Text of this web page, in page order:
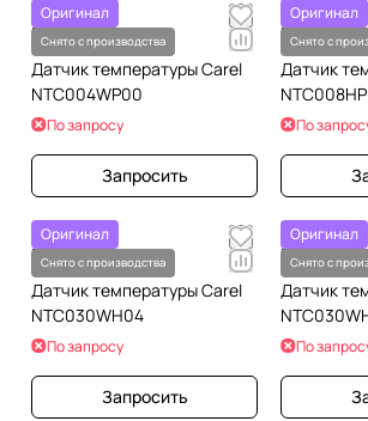
Оригинал
Снято с производства
По запросу
Датчик температуры Carel
NTC004WP00
По запросу
Запросить
Оригинал
Снято с
По
Датчик
По
Оригинал
Снято с производства
По запросу
Датчик температуры Carel
NTC030WH04
По запросу
Запросить
Оригинал
Снято с
По
Датчик
По